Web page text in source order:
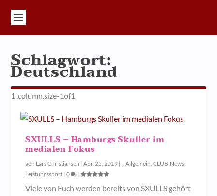
Schlagwort:
Deutschland
SXULLS – Hamburgs Skuller im
medialen Fokus
von Lars Christiansen |Apr. 25, 2019 |-,Allgemein,CLUB-News,
Leistungssport |0 |
Viele von Euch werden bereits von SXULLS gehört